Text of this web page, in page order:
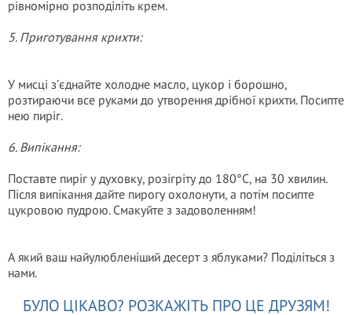
рівномірно розподіліть крем.
5. Приготування крихти:
У мисці з’єднайте холодне масло, цукор і борошно,
розтираючи все руками до утворення дрібної крихти. Посипте
нею пиріг.
6. Випікання:
Поставте пиріг у духовку, розігріту до 180°C, на 30 хвилин.
Після випікання дайте пирогу охолонути, а потім посипте
цукровою пудрою. Смакуйте з задоволенням!
А який ваш найулюбленіший десерт з яблуками? Поділіться з
нами.
БУЛО ЦІКАВО? РОЗКАЖІТЬ ПРО ЦЕ ДРУЗЯМ!